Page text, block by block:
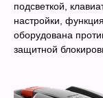
подсветкой,
настройки,
оборудована
защитной